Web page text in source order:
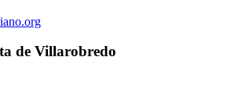
de Villarobredo